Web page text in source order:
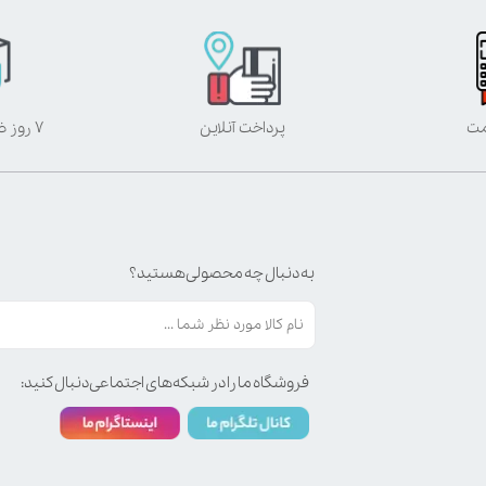
پرداخت آنلاین ۷ روز ضمانت بازگشت
به دنبال چه محصولی هستید؟
فروشگاه ما را در شبکه‌های اجتماعی دنبال کنید: